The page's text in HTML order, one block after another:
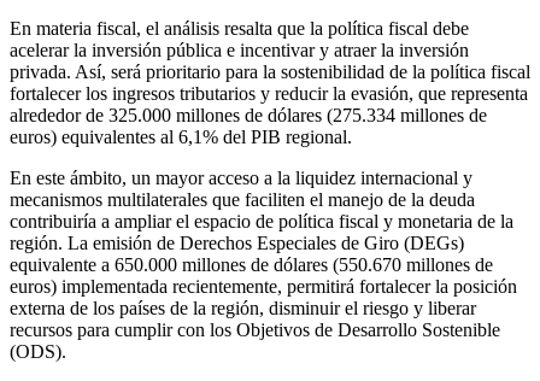
En materia fiscal, el análisis resalta que la política fiscal debe
acelerar la inversión pública e incentivar y atraer la inversión
privada. Así, será prioritario para la sostenibilidad de la política fiscal
fortalecer los ingresos tributarios y reducir la evasión, que representa
alrededor de 325.000 millones de dólares (275.334 millones de
euros) equivalentes al 6,1% del PIB regional.
En este ámbito, un mayor acceso a la liquidez internacional y
mecanismos multilaterales que faciliten el manejo de la deuda
contribuiría a ampliar el espacio de política fiscal y monetaria de la
región. La emisión de Derechos Especiales de Giro (DEGs)
equivalente a 650.000 millones de dólares (550.670 millones de
euros) implementada recientemente, permitirá fortalecer la posición
externa de los países de la región, disminuir el riesgo y liberar
recursos para cumplir con los Objetivos de Desarrollo Sostenible
(ODS).